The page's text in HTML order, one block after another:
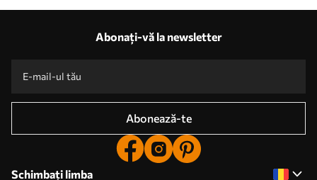
Abonați-vă la newsletter
Abonează-te
Schimbați limba